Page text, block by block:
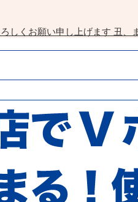
しくお願い申し上げます 丑